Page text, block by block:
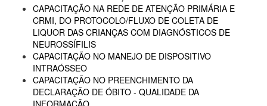
CAPACITAÇÃO NA REDE DE ATENÇÃO PRIMÁRIA E
CRMI, DO PROTOCOLO/FLUXO DE COLETA DE
LIQUOR DAS CRIANÇAS COM DIAGNÓSTICOS DE
NEUROSSÍFILIS
CAPACITAÇÃO NO MANEJO DE DISPOSITIVO
INTRAÓSSEO
CAPACITAÇÃO NO PREENCHIMENTO DA
DECLARAÇÃO DE ÓBITO - QUALIDADE DA
INFORMAÇÃO